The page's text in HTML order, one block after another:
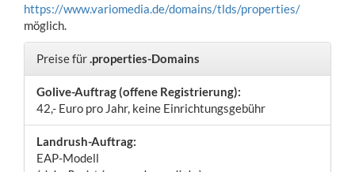
https://www.variomedia.de/domains/tlds/properties/
möglich.
Preise für.properties-Domains
Golive-Auftrag (offene Registrierung):
42,- Euro pro Jahr, keine Einrichtungsgebühr
Landrush-Auftrag:
EAP-Modell